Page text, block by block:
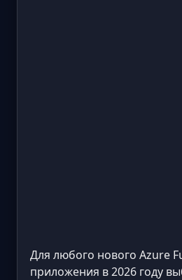
Для любого нового Azure
приложения в 2026 году